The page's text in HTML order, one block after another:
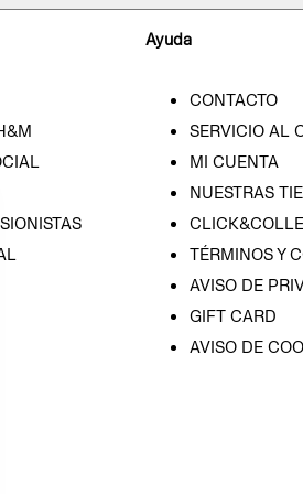
Ayuda
CONTACTO
SERVICIO AL
MI CUENTA
NUESTRAS
TÉRMINOS Y
AVISO DE
GIFT CARD
AVISO DE